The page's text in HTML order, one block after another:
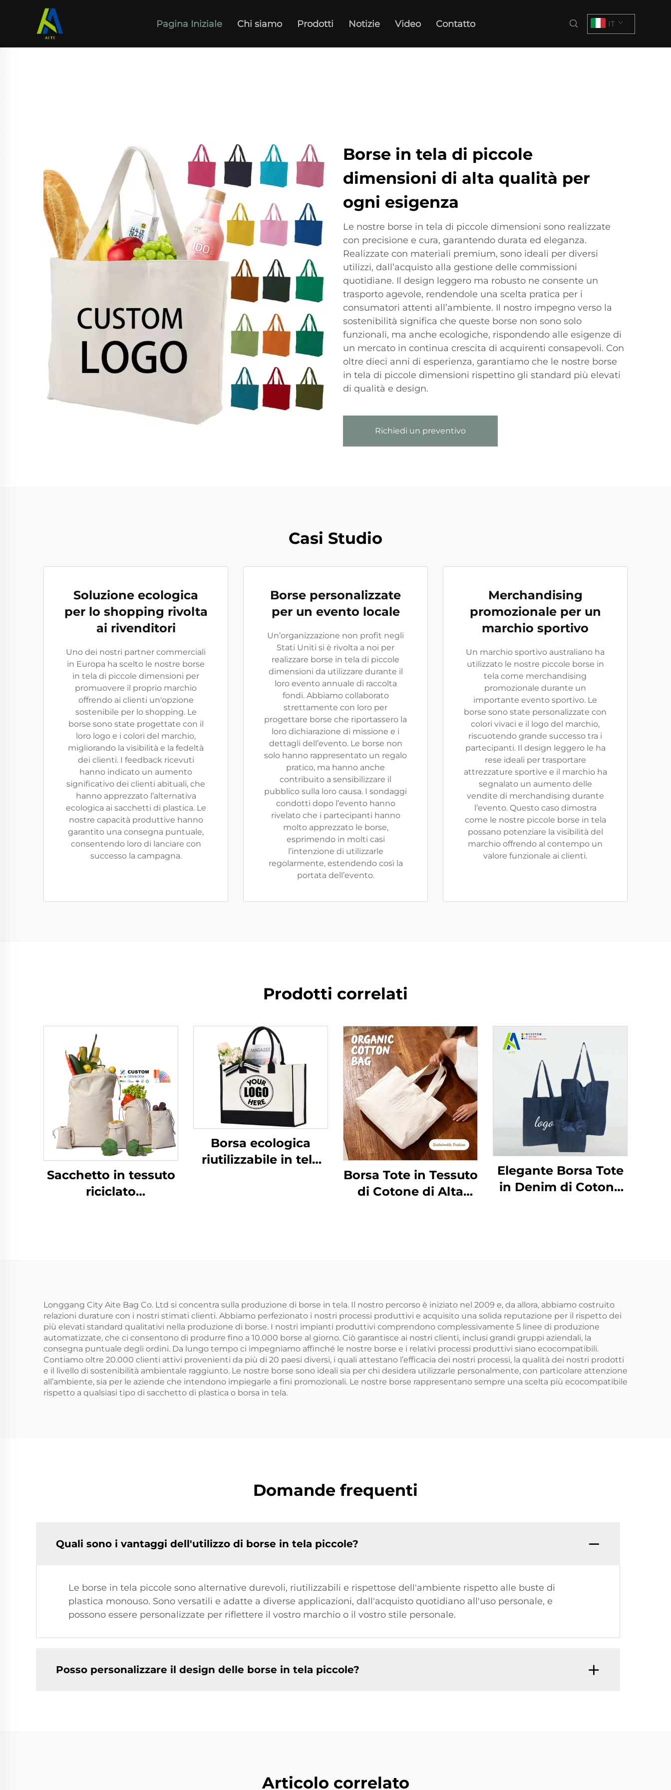
Pagina Iniziale Chi siamo Prodotti Notizie Video Contatto IT
Borse in tela di piccole
dimensioni di alta qualità per
ogni esigenza
Le nostre borse in tela di piccole dimensioni sono realizzate
con precisione e cura, garantendo durata ed eleganza.
Realizzate con materiali premium, sono ideali per diversi
utilizzi, dall’acquisto alla gestione delle commissioni
quotidiane. Il design leggero ma robusto ne consente un
trasporto agevole, rendendole una scelta pratica per i
consumatori attenti all’ambiente. Il nostro impegno verso la
sostenibilità significa che queste borse non sono solo
funzionali, ma anche ecologiche, rispondendo alle esigenze di
un mercato in continua crescita di acquirenti consapevoli. Con
oltre dieci anni di esperienza, garantiamo che le nostre borse
in tela di piccole dimensioni rispettino gli standard più elevati
di qualità e design.
Richiedi un preventivo
Casi Studio
Soluzione ecologica
per lo shopping rivolta
ai rivenditori
Uno dei nostri partner commerciali
in Europa ha scelto le nostre borse
in tela di piccole dimensioni per
promuovere il proprio marchio
offrendo ai clienti un'opzione
sostenibile per lo shopping. Le
borse sono state progettate con il
loro logo e i colori del marchio,
migliorando la visibilità e la fedeltà
dei clienti. I feedback ricevuti
hanno indicato un aumento
significativo dei clienti abituali, che
hanno apprezzato l’alternativa
ecologica ai sacchetti di plastica. Le
nostre capacità produttive hanno
garantito una consegna puntuale,
consentendo loro di lanciare con
successo la campagna.
Borse personalizzate
per un evento locale
Un’organizzazione non profit negli
Stati Uniti si è rivolta a noi per
realizzare borse in tela di piccole
dimensioni da utilizzare durante il
loro evento annuale di raccolta
fondi. Abbiamo collaborato
strettamente con loro per
progettare borse che riportassero la
loro dichiarazione di missione e i
dettagli dell’evento. Le borse non
solo hanno rappresentato un regalo
pratico, ma hanno anche
contribuito a sensibilizzare il
pubblico sulla loro causa. I sondaggi
condotti dopo l’evento hanno
rivelato che i partecipanti hanno
molto apprezzato le borse,
esprimendo in molti casi
l’intenzione di utilizzarle
regolarmente, estendendo così la
portata dell’evento.
Merchandising
promozionale per un
marchio sportivo
Un marchio sportivo australiano ha
utilizzato le nostre piccole borse in
tela come merchandising
promozionale durante un
importante evento sportivo. Le
borse sono state personalizzate con
colori vivaci e il logo del marchio,
riscuotendo grande successo tra i
partecipanti. Il design leggero le ha
rese ideali per trasportare
attrezzature sportive e il marchio ha
segnalato un aumento delle
vendite di merchandising durante
l’evento. Questo caso dimostra
come le nostre piccole borse in tela
possano potenziare la visibilità del
marchio offrendo al contempo un
valore funzionale ai clienti.
Prodotti correlati
Sacchetto in tessuto
riciclato
Borsa ecologica
riutilizzabile in tela
Borsa Tote in Tessuto
di Cotone di Alta
Media, Borsa Regalo
Pubblicitaria con
Motivo a Lettere
Elegante Borsa Tote
in Denim di Cotone
Come Regalo
Longgang City Aite Bag Co. Ltd si concentra sulla produzione di borse in tela. Il nostro percorso è iniziato nel 2009 e, da allora, abbiamo costruito
relazioni durature con i nostri stimati clienti. Abbiamo perfezionato i nostri processi produttivi e acquisito una solida reputazione per il rispetto dei
più elevati standard qualitativi nella produzione di borse. I nostri impianti produttivi comprendono complessivamente 5 linee di produzione
automatizzate, che ci consentono di produrre fino a 10.000 borse al giorno. Ciò garantisce ai nostri clienti, inclusi grandi gruppi aziendali, la
consegna puntuale degli ordini. Da lungo tempo ci impegniamo affinché le nostre borse e i relativi processi produttivi siano ecocompatibili.
Contiamo oltre 20.000 clienti attivi provenienti da più di 20 paesi diversi, i quali attestano l’efficacia dei nostri processi, la qualità dei nostri prodotti
e il livello di sostenibilità ambientale raggiunto. Le nostre borse sono ideali sia per chi desidera utilizzarle personalmente, con particolare attenzione
all’ambiente, sia per le aziende che intendono impiegarle a fini promozionali. Le nostre borse rappresentano sempre una scelta più ecocompatibile
rispetto a qualsiasi tipo di sacchetto di plastica o borsa in tela.
Domande frequenti
Quali sono i vantaggi dell'utilizzo di borse in tela piccole?
Le borse in tela piccole sono alternative durevoli, riutilizzabili e rispettose dell'ambiente rispetto alle buste di
plastica monouso. Sono versatili e adatte a diverse applicazioni, dall'acquisto quotidiano all'uso personale, e
possono essere personalizzate per riflettere il vostro marchio o il vostro stile personale.
Posso personalizzare il design delle borse in tela piccole?
Articolo correlato